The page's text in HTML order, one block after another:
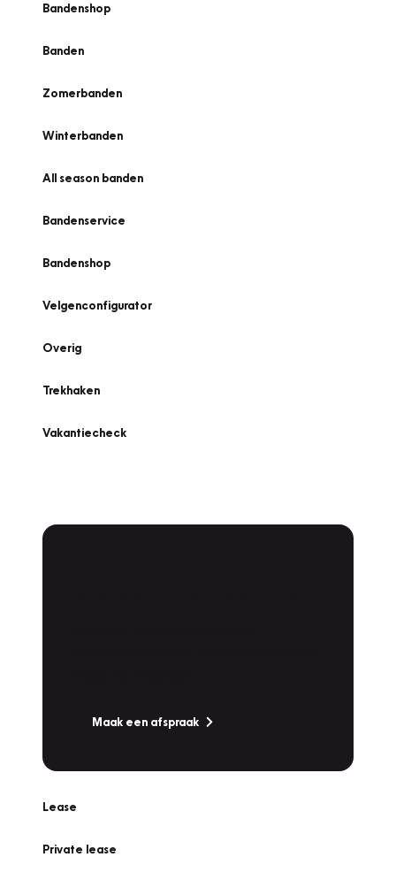
Bandenshop
Banden
Zomerbanden
Winterbanden
All season banden
Bandenservice
Bandenshop
Velgenconfigurator
Overig
Trekhaken
Vakantiecheck
Maak een afspraak
Lease
Private lease